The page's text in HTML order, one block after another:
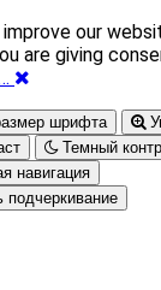
шрифта
Темный
навигация
подчеркивание
our
are giving